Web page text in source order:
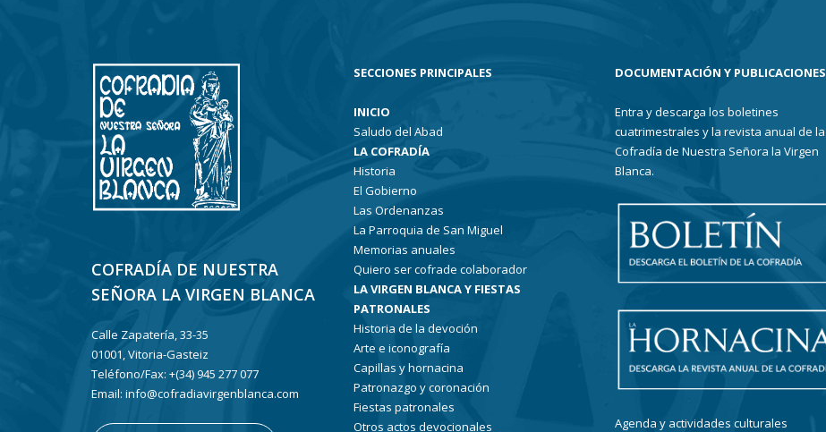
COFRADÍA DE NUESTRA
SEÑORA LA VIRGEN BLANCA
Calle Zapatería, 33-35
01001, Vitoria-Gasteiz
Teléfono/Fax: +(34) 945 277 077
Email: info@cofradiavirgenblanca.com
SECCIONES PRINCIPALES
INICIO
Saludo del Abad
LA COFRADÍA
Historia
El Gobierno
Las Ordenanzas
La Parroquia de San Miguel
Memorias anuales
Quiero ser cofrade colaborador
LA VIRGEN BLANCA Y FIESTAS
PATRONALES
Historia de la devoción
Arte e iconografía
Capillas y hornacina
Patronazgo y coronación
Fiestas patronales
Otros actos devocionales
DOCUMENTACIÓN Y PUBLICACIONES
Entra y descarga los boletines
cuatrimestrales y la revista anual de la
Cofradía de Nuestra Señora la Virgen
Blanca.
Agenda y actividades culturales